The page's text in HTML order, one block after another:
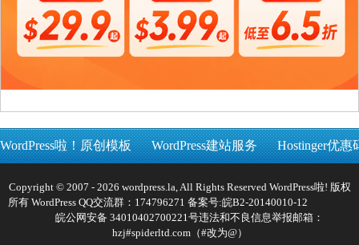
WordPress啦！原创模板 WordPress建站服务 Hostinger优惠
Copyright © 2007 - 2026 wordpress.la, All Rights Reserved WordPress啦! 版权
所有 WordPress QQ交流群：174796271 备案号:皖B2-20140010-12
皖公网安备 34010402700221号违法和不良信息举报邮箱：
hzj#spiderltd.com（#改为@）